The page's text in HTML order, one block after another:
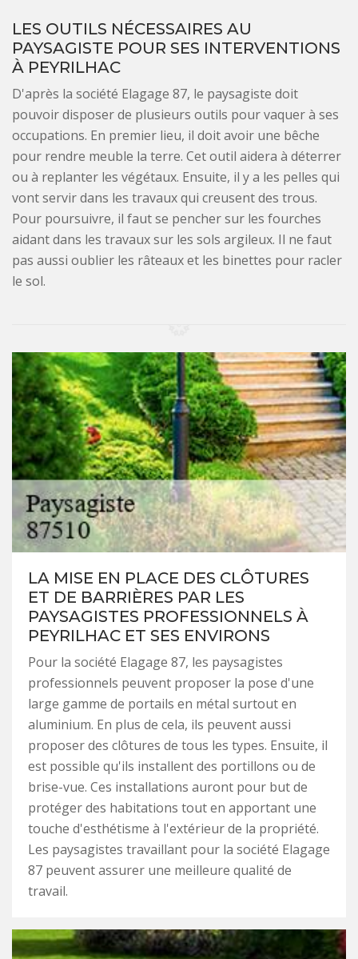
LES OUTILS NÉCESSAIRES AU
PAYSAGISTE POUR SES INTERVENTIONS
À PEYRILHAC
D'après la société Elagage 87, le paysagiste doit
pouvoir disposer de plusieurs outils pour vaquer à ses
occupations. En premier lieu, il doit avoir une bêche
pour rendre meuble la terre. Cet outil aidera à déterrer
ou à replanter les végétaux. Ensuite, il y a les pelles qui
vont servir dans les travaux qui creusent des trous.
Pour poursuivre, il faut se pencher sur les fourches
aidant dans les travaux sur les sols argileux. Il ne faut
pas aussi oublier les râteaux et les binettes pour racler
le sol.
LA MISE EN PLACE DES CLÔTURES
ET DE BARRIÈRES PAR LES
PAYSAGISTES PROFESSIONNELS À
PEYRILHAC ET SES ENVIRONS
Pour la société Elagage 87, les paysagistes
professionnels peuvent proposer la pose d'une
large gamme de portails en métal surtout en
aluminium. En plus de cela, ils peuvent aussi
proposer des clôtures de tous les types. Ensuite, il
est possible qu'ils installent des portillons ou de
brise-vue. Ces installations auront pour but de
protéger des habitations tout en apportant une
touche d'esthétisme à l'extérieur de la propriété.
Les paysagistes travaillant pour la société Elagage
87 peuvent assurer une meilleure qualité de
travail.